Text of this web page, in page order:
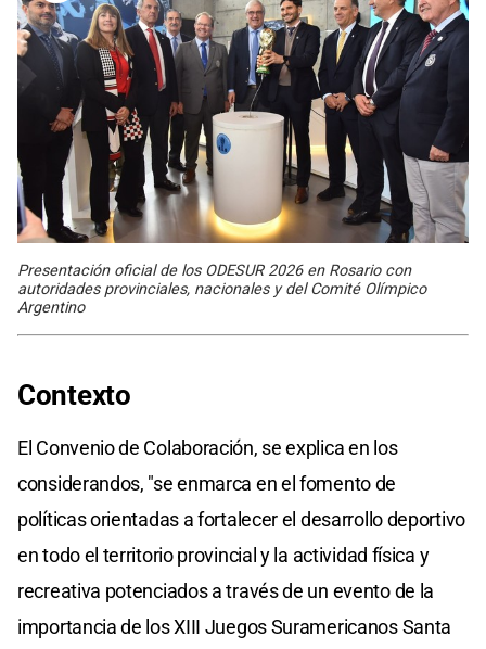
Presentación oficial de los ODESUR 2026 en Rosario con
autoridades provinciales, nacionales y del Comité Olímpico
Argentino
Contexto
El Convenio de Colaboración, se explica en los
considerandos, "se enmarca en el fomento de
políticas orientadas a fortalecer el desarrollo deportivo
en todo el territorio provincial y la actividad física y
recreativa potenciados a través de un evento de la
importancia de los XIII Juegos Suramericanos Santa